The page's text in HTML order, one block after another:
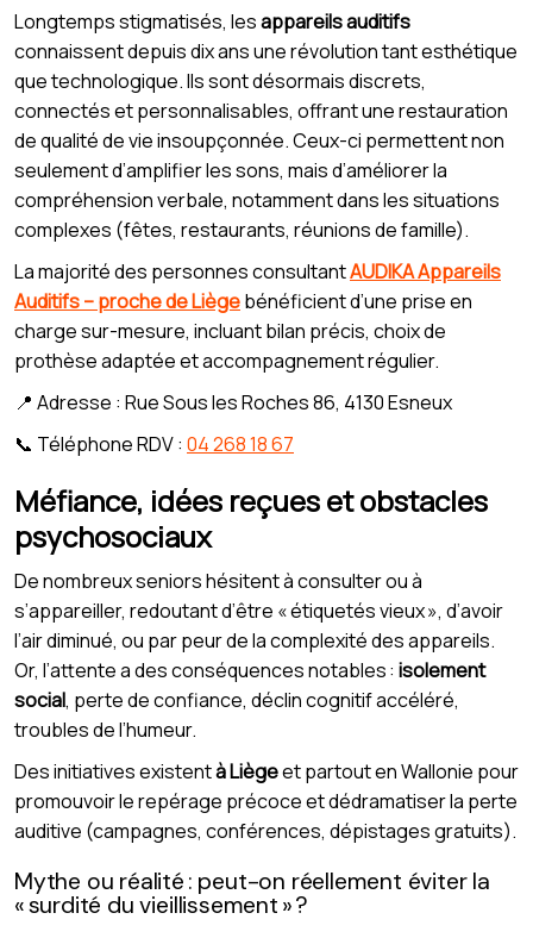
Longtemps stigmatisés, lesappareils auditifs
connaissent depuis dix ans une révolution tant esthétique
que technologique. Ils sont désormais discrets,
connectés et personnalisables, offrant une restauration
de qualité de vie insoupçonnée. Ceux-ci permettent non
seulement d’amplifier les sons, mais d’améliorer la
compréhension verbale, notamment dans les situations
complexes (fêtes, restaurants, réunions de famille).
La majorité des personnes consultantAUDIKA Appareils
Auditifs – proche de Liègebénéficient d’une prise en
charge sur-mesure, incluant bilan précis, choix de
prothèse adaptée et accompagnement régulier.
📍 Adresse : Rue Sous les Roches 86, 4130 Esneux
📞 Téléphone RDV : 04 268 18 67
Méfiance, idées reçues et obstacles
psychosociaux
De nombreux seniors hésitent à consulter ou à
s’appareiller, redoutant d’être « étiquetés vieux », d’avoir
l’air diminué, ou par peur de la complexité des appareils.
Or, l’attente a des conséquences notables : isolement
social, perte de confiance, déclin cognitif accéléré,
troubles de l’humeur.
Des initiatives existentà Liègeet partout en Wallonie pour
promouvoir le repérage précoce et dédramatiser la perte
auditive (campagnes, conférences, dépistages gratuits).
Mythe ou réalité : peut-on réellement éviter la
« surdité du vieillissement » ?